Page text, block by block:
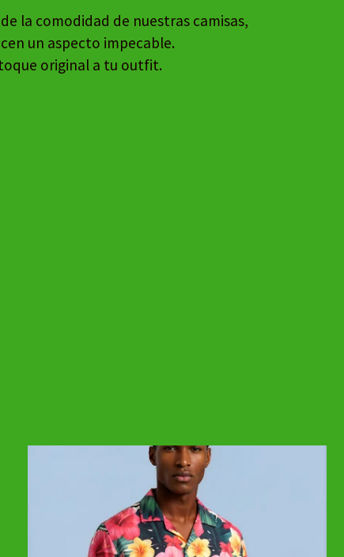
la comodidad de nuestras camisas,
un aspecto impecable.
original a tu outfit.